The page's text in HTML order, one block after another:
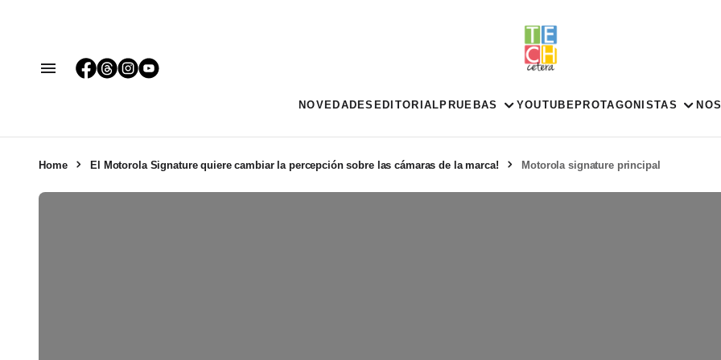
NOVEDADES EDITORIAL PRUEBAS YOUTUBE PROTAGONISTAS
Home El Motorola Signature quiere cambiar la percepción sobre las cámaras de la marca! Motorola signature principal